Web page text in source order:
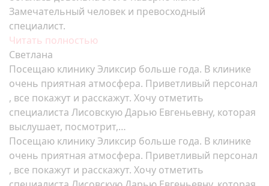
Замечательный человек и превосходный
специалист.
Читать полностью
Светлана
Посещаю клинику Эликсир больше года. В клинике
очень приятная атмосфера. Приветливый персонал
, все покажут и расскажут. Хочу отметить
специалиста Лисовскую Дарью Евгеньевну, которая
выслушает, посмотрит,…
Посещаю клинику Эликсир больше года. В клинике
очень приятная атмосфера. Приветливый персонал
, все покажут и расскажут. Хочу отметить